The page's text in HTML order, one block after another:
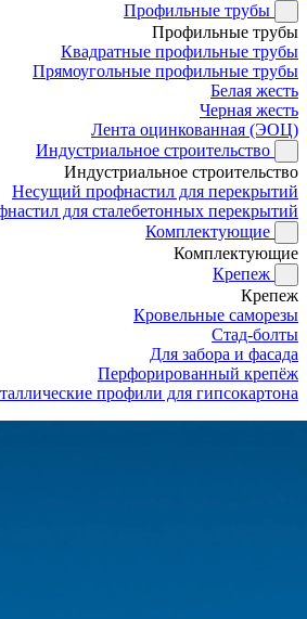
Профильные трубы
Профильные трубы
Квадратные профильные трубы
Прямоугольные профильные трубы
Белая жесть
Черная жесть
Лента оцинкованная (ЭОЦ)
Индустриальное строительство
Индустриальное строительство
Несущий профнастил для перекрытий
для сталебетонных перекрытий
Комплектующие
Комплектующие
Крепеж
Крепеж
Кровельные саморезы
Стад-болты
Для забора и фасада
Перфорированный крепёж
профили для гипсокартона